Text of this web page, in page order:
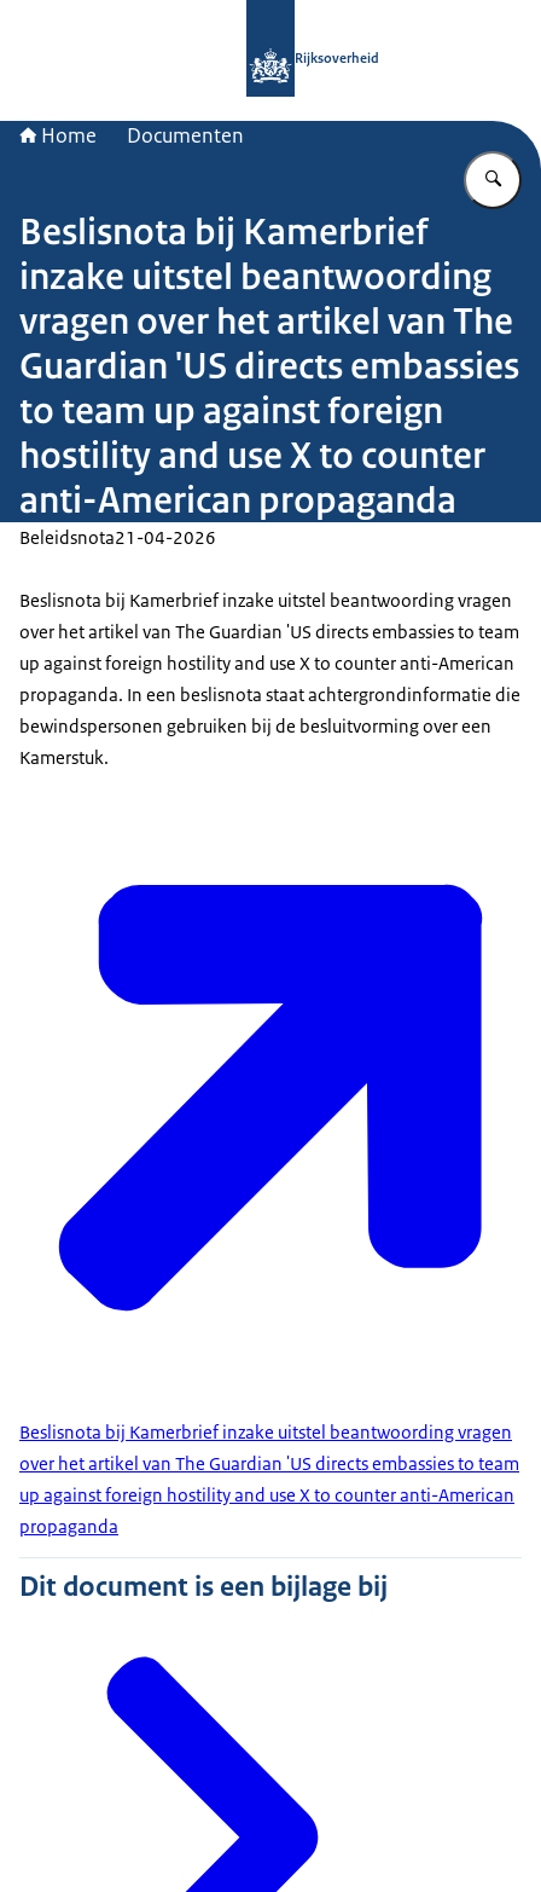
Rijksoverheid
Home Documenten
Beslisnota bij Kamerbrief
inzake uitstel beantwoording
vragen over het artikel van The
Guardian 'US directs embassies
to team up against foreign
hostility and use X to counter
anti-American propaganda
Beleidsnota21-04-2026
Beslisnota bij Kamerbrief inzake uitstel beantwoording vragen
over het artikel van The Guardian 'US directs embassies to team
up against foreign hostility and use X to counter anti-American
propaganda. In een beslisnota staat achtergrondinformatie die
bewindspersonen gebruiken bij de besluitvorming over een
Kamerstuk.
Beslisnota bij Kamerbrief inzake uitstel beantwoording vragen
over het artikel van The Guardian 'US directs embassies to team
up against foreign hostility and use X to counter anti-American
propaganda
Dit document is een bijlage bij